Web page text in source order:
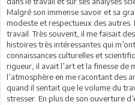
Malgré son immense savoir et sa
modeste et respectueux des
travail. Très souvent, il me faisait
histoires très intéressantes qui
connaissances culturelles et
rigueur, il avait l’art et la finesse de
l’atmosphère en me racontant des
quand il sentait que le volume du
stresser. En plus de son ouverture